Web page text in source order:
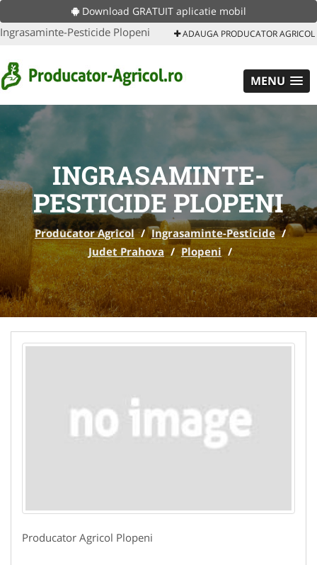
Download GRATUIT aplicatie mobil
Ingrasaminte-Pesticide Plopeni ADAUGA PRODUCATOR AGRICOL
MENU
INGRASAMINTE-
PESTICIDE PLOPENI
Producator Agricol / Ingrasaminte-Pesticide /
Judet Prahova / Plopeni /
Producator Agricol Plopeni